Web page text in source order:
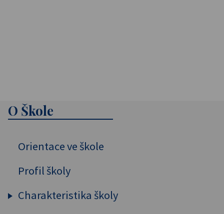
O Škole
Orientace ve škole
Profil školy
Charakteristika školy